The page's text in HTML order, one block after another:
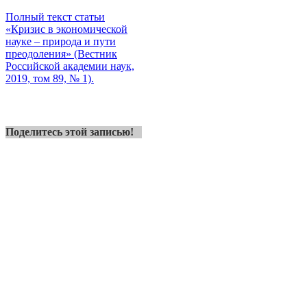
Полный текст статьи
«Кризис в экономической
науке – природа и пути
преодоления» (Вестник
Российской академии наук,
2019, том 89, № 1).
Поделитесь этой записью!